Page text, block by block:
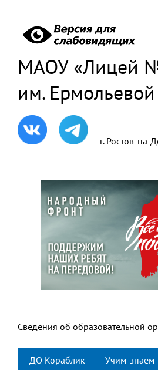
МАОУ «Лицей
им.
г. Ростов-на-
Сведения об образовательной
ДО Кораблик Учим-знаем